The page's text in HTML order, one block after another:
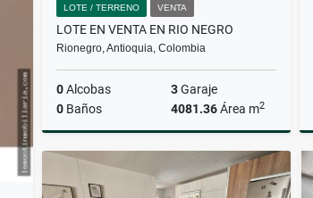
LOTE / TERRENO VENTA
LOTE EN VENTA EN RIO NEGRO
Rionegro, Antioquia, Colombia
0Alcobas 3Garaje
0 Baños 4081.36Área m2
Venta
$619.000.000